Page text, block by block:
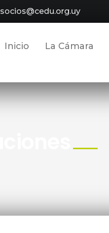
socios@cedu.org.uy
Inicio La Cámara